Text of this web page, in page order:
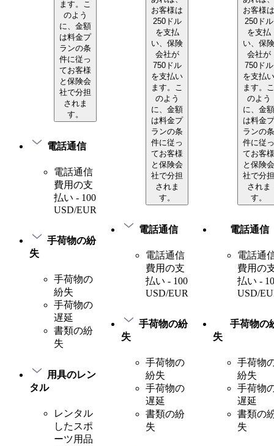
ます。こ
のよう
に、金額
は料金プ
ランの条
件に従っ
てお客様
と保険会
社で分担
されま
す。
電話通信
電話通信
費用の支
払い - 100
USD/EUR
手荷物の紛
失
手荷物の
紛失
手荷物の
遅延
書類の紛
失
用具のレン
タル
レンタル
したスポ
ーツ用品
お客様は
250ドル
を支払
い、保険
会社が
750ドル
を支払い
ます。こ
のよう
に、金額
は料金プ
ランの条
件に従っ
てお客様
と保険会
社で分担
されま
す。
電話通信
電話通信
費用の支
払い - 100
USD/EUR
手荷物の紛
失
手荷物の
紛失
手荷物の
遅延
書類の紛
失
お客様は
250ドル
を支払
い、保険
会社が
750ドル
を支払い
ます。こ
のよう
に、金額
は料金プ
ランの条
件に従っ
てお客様
と保険会
社で分担
されま
す。
電話通信
電話通
費用の
払い -
USD/
手荷物の
失
手荷物
紛失
手荷物
遅延
書類の
失